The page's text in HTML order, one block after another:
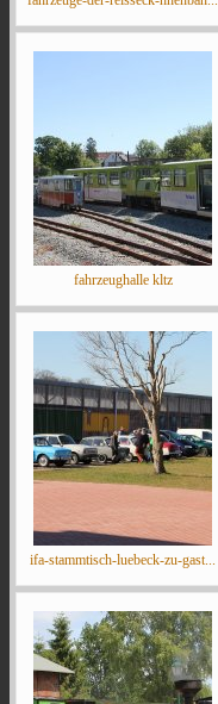
fahrzeughalle kltz
ifa-stammtisch-luebeck-zu-gast...